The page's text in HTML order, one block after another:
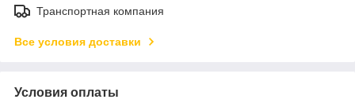
Транспортная компания
Все условия доставки
Условия оплаты